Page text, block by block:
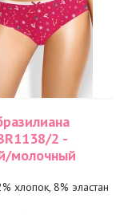
2 -
молочный
хлопок, 8% эластан